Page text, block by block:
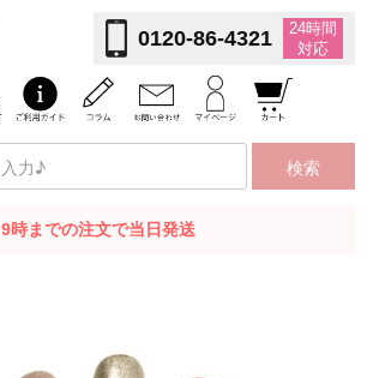
0120-86-4321
24時間
対応
検索
9時までの注文で当日発送